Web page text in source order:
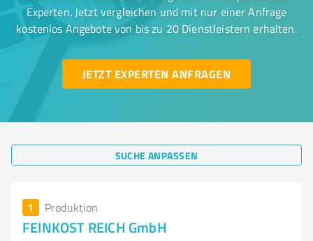
Experten. Jetzt vergleichen und mit nur einer Anfrage
kostenlos Angebote von bis zu 20 Dienstleistern erhalten.
JETZT EXPERTEN ANFRAGEN
SUCHE ANPASSEN
1 Produktion
FEINKOST REICH GmbH